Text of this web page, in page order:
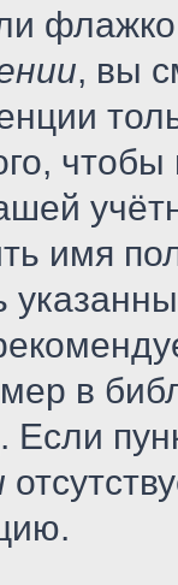
, вы
чтобы
имя
в
Если